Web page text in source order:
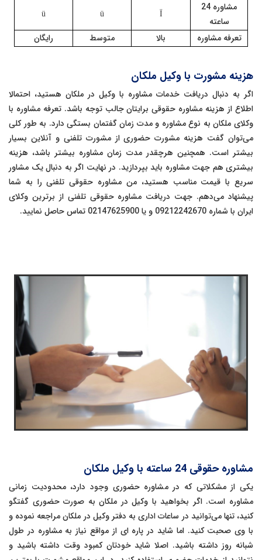
مشاوره 24
ساعته
Ï
ü
ü
تعرفه مشاوره
بالا متوسط رایگان
هزینه مشورت با وکیل ملکان
اگر به دنبال دریافت خدمات مشاوره با وکیل در ملکان هستید، احتمالا
اطلاع از هزینه مشاوره حقوقی برایتان جالب توجه باشد. تعرفه مشاوره با
وکلای ملکان به نوع مشاوره و مدت زمان گفتمان بستگی دارد. به طور کلی
می‌توان گفت هزینه مشورت حضوری از مشورت تلفنی و آنلاین بسیار
بیشتر است. همچنین هرچقدر مدت زمان مشاوره بیشتر باشد، هزینه
بیشتری هم جهت مشاوره باید بپردازید. در نهایت اگر به دنبال یک مشاور
سریع با قیمت مناسب هستید، من مشاوره حقوقی تلفنی را به شما
پیشنهاد می‌دهم. جهت دریافت مشاوره حقوقی تلفنی از برترین وکلای
ایران با شماره 09212242670 و یا 02147625900 تماس حاصل نمایید.
مشاوره حقوقی 24 ساعته با وکیل ملکان
یکی از مشکلاتی که در مشاوره حضوری وجود دارد، محدودیت زمانی
مشاوره است. اگر بخواهید با وکیل در ملکان به صورت حضوری گفتگو
کنید، تنها می‌توانید در ساعات اداری به دفتر وکیل در ملکان مراجعه نموده و
با وی صحبت کنید. اما شاید در پاره ای از مواقع نیاز به مشاوره در طول
شبانه روز داشته باشید. اصلا شاید خودتان کمبود وقت داشته باشید و